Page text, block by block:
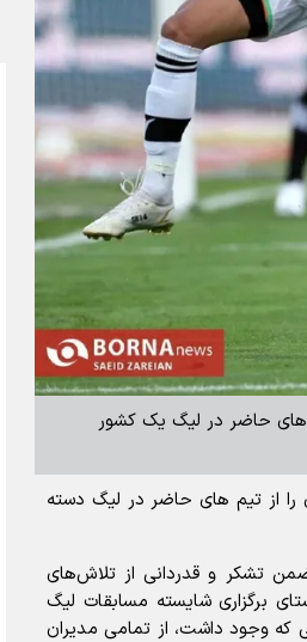
حاضر در لیگ یک کشور
را از تیم های حاضر در لیگ دسته
ضمن تشکر و قدردانی از تلاش‌های
برگزاری شایسته مسابقات لیگ
وجود داشت، از تمامی مدیران